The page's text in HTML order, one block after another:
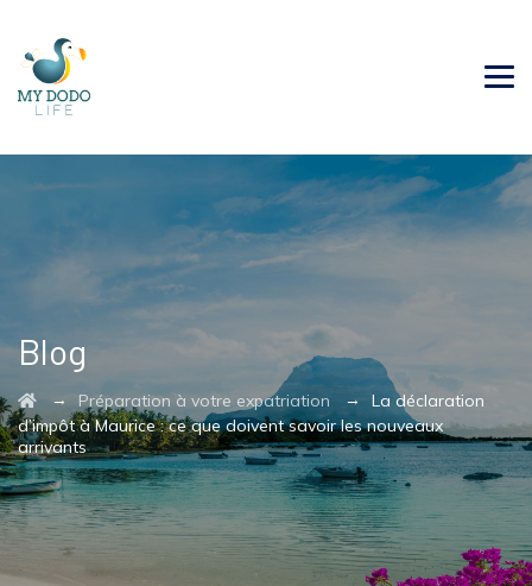
Blog
→ Préparation à votre expatriation → La déclaration
d’impôt à Maurice : ce que doivent savoir les nouveaux
arrivants